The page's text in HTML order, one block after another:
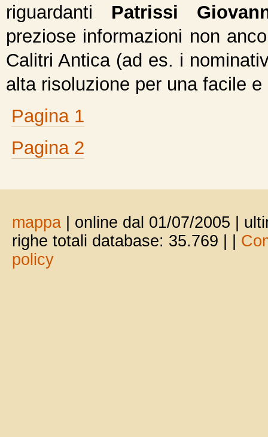
riguardanti Patrissi
preziose informazioni non
Calitri Antica (ad es. i
alta risoluzione per una facile
Pagina 1
Pagina 2
mappa | online dal 01/07/2005 |
righe totali database: 35.769 |
policy